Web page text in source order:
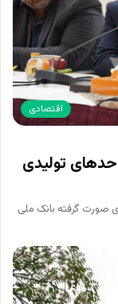
اقتصادی
تولیدی
گرفته بانک ملی